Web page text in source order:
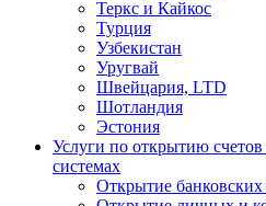
Теркс и Кайкос
Турция
Узбекистан
Уругвай
Швейцария, LTD
Шотландия
Эстония
Услуги по открытию
системах
Открытие банковских